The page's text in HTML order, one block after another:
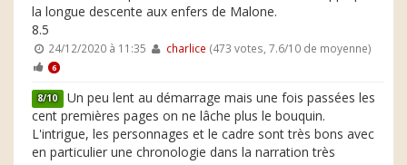
la longue descente aux enfers de Malone.
8.5
24/12/2020 à 11:35 charlice (473 votes, 7.6/10 de moyenne)
6
8/10 Un peu lent au démarrage mais une fois passées les
cent premières pages on ne lâche plus le bouquin.
L'intrigue, les personnages et le cadre sont très bons avec
en particulier une chronologie dans la narration très